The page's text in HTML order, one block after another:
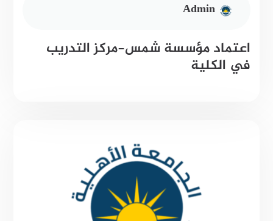
Admin
اعتماد مؤسسة شمس-مركز التدريب
في الكلية